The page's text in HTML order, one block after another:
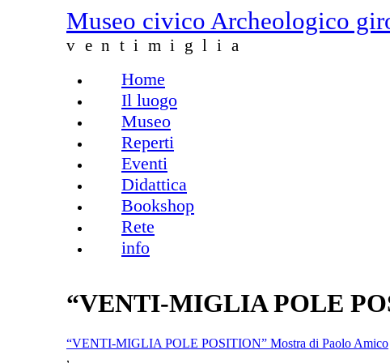
Salta al contenuto principale
Museo civico Archeologico
ventimiglia
Menu principale
Home
Il luogo
Museo
Reperti
Eventi
Didattica
Bookshop
Rete
info
“VENTI-MIGLIA POLE
“VENTI-MIGLIA POLE POSITION” Mostra di Paolo Amico
,